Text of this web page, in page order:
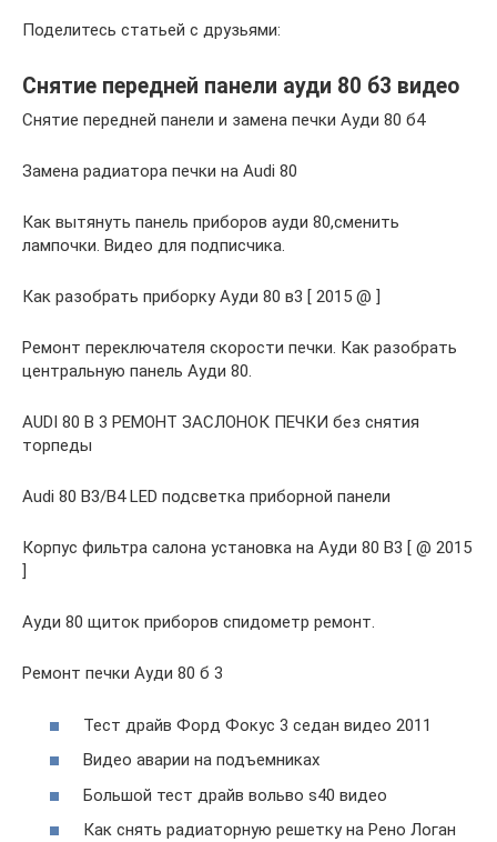
Поделитесь статьей с друзьями:
Снятие передней панели ауди 80 б3 видео
Снятие передней панели и замена печки Ауди 80 б4
Замена радиатора печки на Audi 80
Как вытянуть панель приборов ауди 80,сменить
лампочки. Видео для подписчика.
Как разобрать приборку Ауди 80 в3 [ 2015 @ ]
Ремонт переключателя скорости печки. Как разобрать
центральную панель Ауди 80.
AUDI 80 B 3 РЕМОНТ ЗАСЛОНОК ПЕЧКИ без снятия
торпеды
Audi 80 B3/B4 LED подсветка приборной панели
Корпус фильтра салона установка на Ауди 80 В3 [ @ 2015
]
Ауди 80 щиток приборов спидометр ремонт.
Ремонт печки Ауди 80 б 3
Тест драйв Форд Фокус 3 седан видео 2011
Видео аварии на подъемниках
Большой тест драйв вольво s40 видео
Как снять радиаторную решетку на Рено Логан